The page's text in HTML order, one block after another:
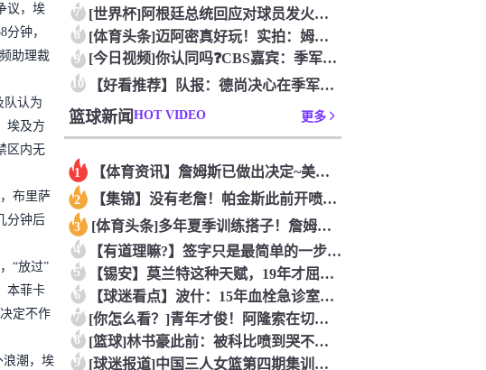
议，埃
钟，
助理裁
队认为
埃及方
区内无
布里萨
分钟后
“放过”
本菲卡
定不作
浪潮，埃
7 [世界杯]阿根廷总统回应对球员发火传言：我疯了才怪球员？全是
8 [体育头条]迈阿密真好玩！实拍：姆巴佩和女友被路人拍到在夜店
9 [今日视频]你认同吗❓️CBS嘉宾：季军赛的数据不应算进去，
10 【好看推荐】队报：德尚决心在季军赛体面告别，不希望以两连败收
篮球新闻 HOT VIDEO 更多
1 【体育资讯】詹姆斯已做出决定~美记：NBA预计会如期公布新赛
2 【集锦】没有老詹！帕金斯此前开喷：湖人靠东契奇和里夫斯没人会
3 [体育头条]多年夏季训练搭子！詹姆斯此前已经和马克西一同训练
4 【有道理嘛?】签字只是最简单的一步！米兰继续补充生力军！
5 【锡安】莫兰特这种天赋，19年才屈居第二，原来是出了锡安这个
6 【球迷看点】波什：15年血栓急诊室吸氧看到球队交易，我仍想复
7 [你怎么看？]青年才俊！阿隆索在切尔西上任后的第七堂训练课！
8 [篮球]林书豪此前：被科比喷到哭不是真的，但我和他曾五个月没
9 [球迷报道]中国三人女篮第四期集训开启 全力备战亚运会&奥运